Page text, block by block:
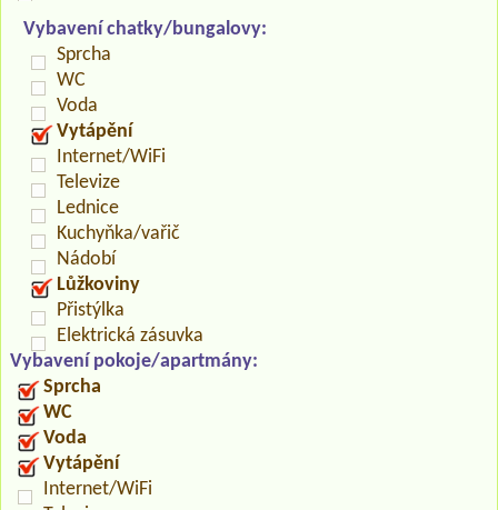
Vybavení chatky/bungalovy:
Sprcha
WC
Voda
Vytápění
Internet/WiFi
Televize
Lednice
Kuchyňka/vařič
Nádobí
Lůžkoviny
Přistýlka
Elektrická zásuvka
Vybavení pokoje/apartmány:
Sprcha
WC
Voda
Vytápění
Internet/WiFi